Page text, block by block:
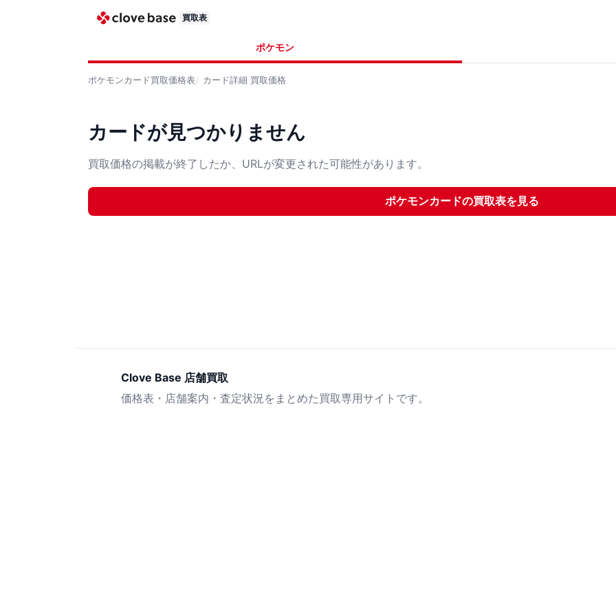
買取表
ポケモン
ポケモンカード買取価格表 カード詳細 買取価格
カードが見つかりません
買取価格の掲載が終了したか、URLが変更された可能性があります。
ポケモンカードの買取表を見る
Clove Base 店舗買取
価格表・店舗案内・査定状況をまとめた買取専用サイトです。